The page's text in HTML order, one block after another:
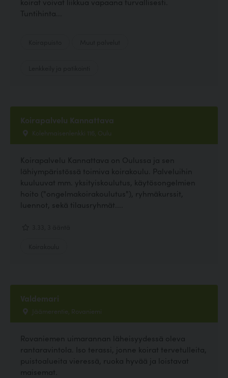
Tuntihinta...
Koirapalvelu Kannattava
Kolehmaisenlenkki 116, Oulu
Koirapalvelu Kannattava on Oulussa ja sen
lähiympäristössä toimiva koirakoulu. Palveluihin
kuuluuvat mm. yksityiskoulutus, käytösongelmien
hoito ("ongelmakoirakoulutus"), ryhmäkurssit,
luennot, sekä tilausryhmät....
Valdemari
Jäämerentie, Rovaniemi
Rovaniemen uimarannan läheisyydessä oleva
rantaravintola. Iso terassi, jonne koirat tervetulleita,
puistoalueita vieressä, ruoka hyvää ja loistavat
maisemat.